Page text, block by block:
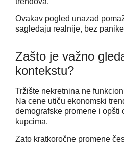
Ovakav pogled unazad
sagledaju realnije, bez
Zašto je važno
kontekstu?
Tržište nekretnina ne
Na cene utiču ekonomski
demografske promene i opšti
kupcima.
Zato kratkoročne promene